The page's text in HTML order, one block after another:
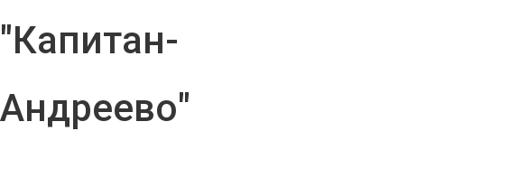
"Капитан-
Андреево"